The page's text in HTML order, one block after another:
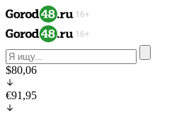
$80,06
€91,95